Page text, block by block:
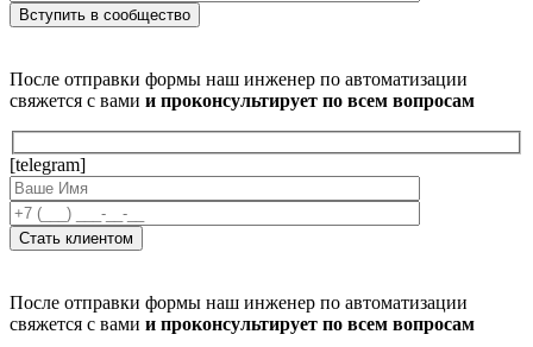
После отправки формы наш инженер по автоматизации
свяжется с вами и проконсультирует по всем вопросам
[telegram]
После отправки формы наш инженер по автоматизации
свяжется с вами и проконсультирует по всем вопросам